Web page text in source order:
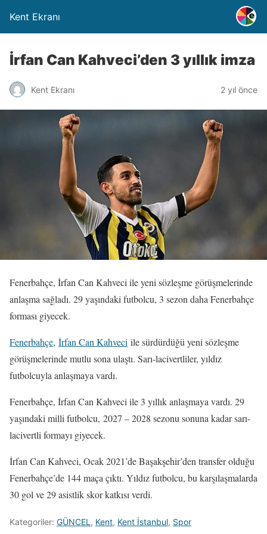
Kent Ekranı
İrfan Can Kahveci’den 3 yıllık imza
Kent Ekranı 2 yıl önce
Fenerbahçe, İrfan Can Kahveci ile yeni sözleşme görüşmelerinde
anlaşma sağladı. 29 yaşındaki futbolcu, 3 sezon daha Fenerbahçe
forması giyecek.
Fenerbahçe, İrfan Can Kahveci ile sürdürdüğü yeni sözleşme
görüşmelerinde mutlu sona ulaştı. Sarı-lacivertliler, yıldız
futbolcuyla anlaşmaya vardı.
Fenerbahçe, İrfan Can Kahveci ile 3 yıllık anlaşmaya vardı. 29
yaşındaki milli futbolcu, 2027 – 2028 sezonu sonuna kadar sarı-
lacivertli formayı giyecek.
İrfan Can Kahveci, Ocak 2021’de Başakşehir’den transfer olduğu
Fenerbahçe’de 144 maça çıktı. Yıldız futbolcu, bu karşılaşmalarda
30 gol ve 29 asistlik skor katkısı verdi.
Kategoriler: GÜNCEL , Kent, Kent İstanbul, Spor